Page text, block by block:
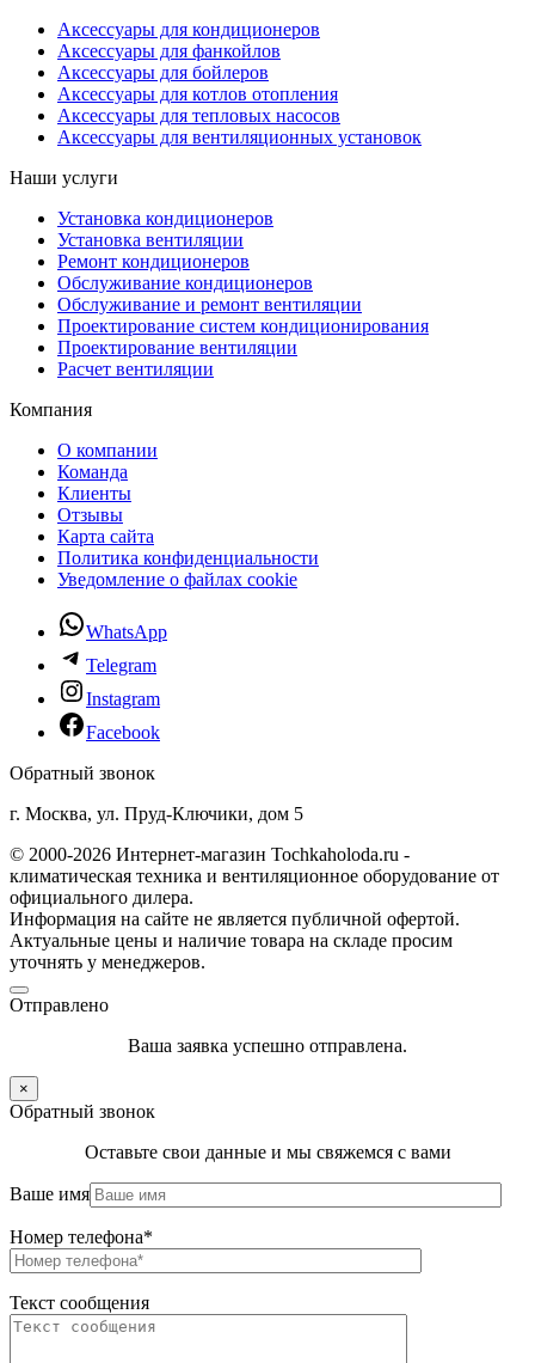
Аксессуары для кондиционеров
Аксессуары для фанкойлов
Аксессуары для бойлеров
Аксессуары для котлов отопления
Аксессуары для тепловых насосов
Аксессуары для вентиляционных установок
Наши услуги
Установка кондиционеров
Установка вентиляции
Ремонт кондиционеров
Обслуживание кондиционеров
Обслуживание и ремонт вентиляции
Проектирование систем кондиционирования
Проектирование вентиляции
Расчет вентиляции
Компания
О компании
Команда
Клиенты
Отзывы
Карта сайта
Политика конфиденциальности
Уведомление о файлах cookie
WhatsApp
Telegram
Instagram
Facebook
Обратный звонок
г. Москва, ул. Пруд-Ключики, дом 5
© 2000-2026 Интернет-магазин Tochkaholoda.ru -
климатическая техника и вентиляционное оборудование от
официального дилера.
Информация на сайте не является публичной офертой.
Актуальные цены и наличие товара на складе просим
уточнять у менеджеров.
Отправлено
Ваша заявка успешно отправлена.
×
Обратный звонок
Оставьте свои данные и мы свяжемся с вами
Ваше имя
Номер телефона*
Текст сообщения